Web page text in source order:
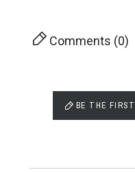
Comments (0)
BE THE